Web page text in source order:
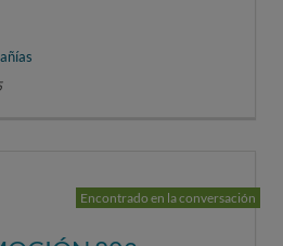
Encontrado en la conversación